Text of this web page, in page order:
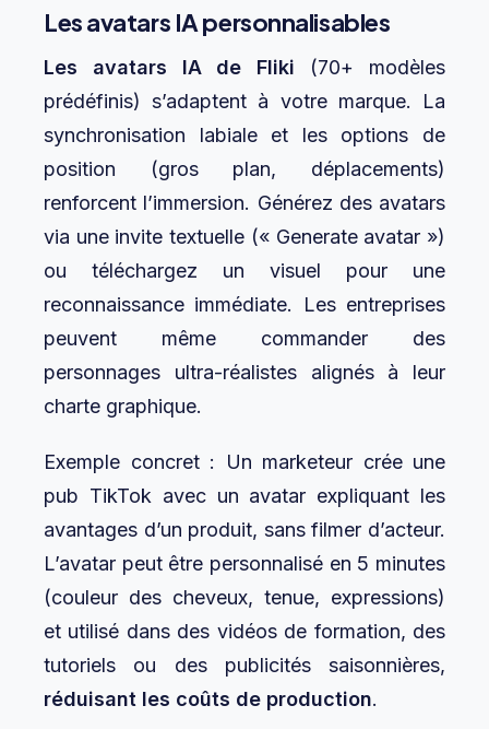
Les avatars IA personnalisables
Les avatars IA de Fliki (70+ modèles
prédéfinis) s’adaptent à votre marque. La
synchronisation labiale et les options de
position (gros plan, déplacements)
renforcent l’immersion. Générez des avatars
via une invite textuelle (« Generate avatar »)
ou téléchargez un visuel pour une
reconnaissance immédiate. Les entreprises
peuvent même commander des
personnages ultra-réalistes alignés à leur
charte graphique.
Exemple concret : Un marketeur crée une
pub TikTok avec un avatar expliquant les
avantages d’un produit, sans filmer d’acteur.
L’avatar peut être personnalisé en 5 minutes
(couleur des cheveux, tenue, expressions)
et utilisé dans des vidéos de formation, des
tutoriels ou des publicités saisonnières,
réduisant les coûts de production.